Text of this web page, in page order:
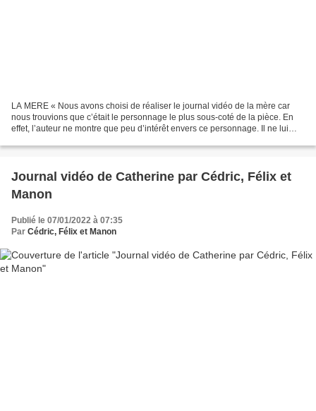
LA MERE « Nous avons choisi de réaliser le journal vidéo de la mère car
nous trouvions que c’était le personnage le plus sous-coté de la pièce. En
effet, l’auteur ne montre que peu d’intérêt envers ce personnage. Il ne lui
Journal vidéo de Catherine par Cédric, Félix et
Manon
Publié le 07/01/2022 à 07:35
Par Cédric, Félix et Manon